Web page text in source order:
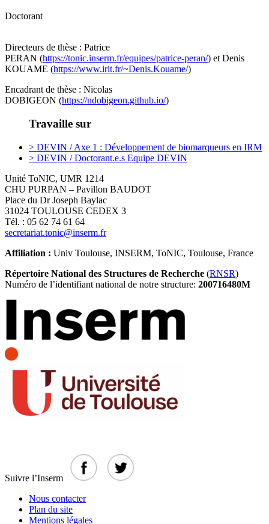
Doctorant
Directeurs de thèse : Patrice
PERAN (https://tonic.inserm.fr/equipes/patrice-peran/) et Denis
KOUAME (https://www.irit.fr/~Denis.Kouame/)
Encadrant de thèse : Nicolas
DOBIGEON (https://ndobigeon.github.io/)
Travaille sur
> DEVIN / Axe 1 : Développement de biomarqueurs en IRM
> DEVIN / Doctorant.e.s Equipe DEVIN
Unité ToNIC, UMR 1214
CHU PURPAN – Pavillon BAUDOT
Place du Dr Joseph Baylac
31024 TOULOUSE CEDEX 3
Tél. : 05 62 74 61 64
secretariat.tonic@inserm.fr
Affiliation : Univ Toulouse, INSERM, ToNIC, Toulouse, France
Répertoire National des Structures de Recherche (RNSR)
Numéro de l’identifiant national de notre structure: 200716480M
Suivre l’Inserm
Nous contacter
Plan du site
Mentions légales